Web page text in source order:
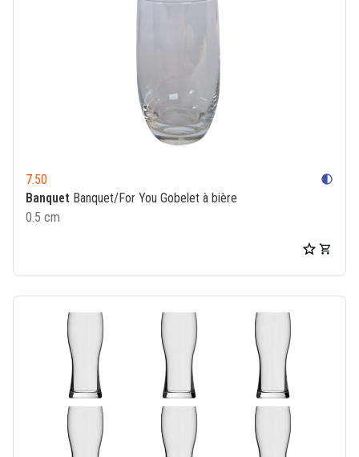
7.50 contrast
Banquet Banquet/For You Gobelet à bière
0.5 cm